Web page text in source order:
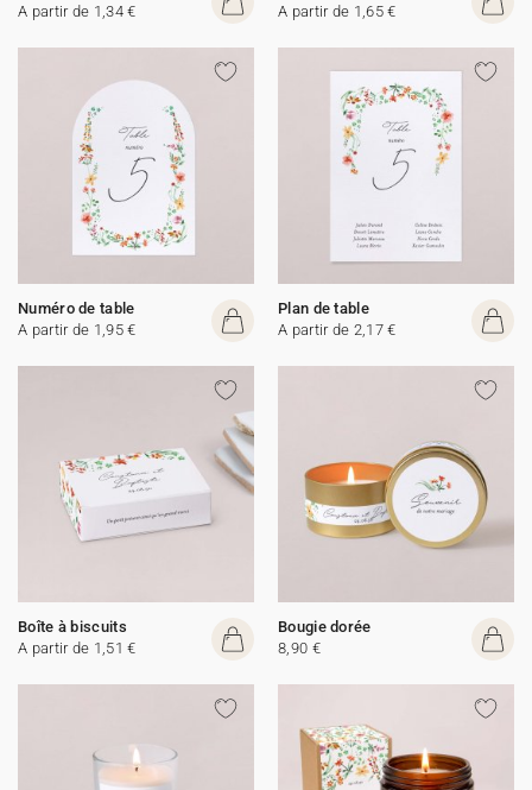
A partir de 1,34 €
A partir de 1,65 €
Numéro de table
A partir de 1,95 €
Plan de table
A partir de 2,17 €
Boîte à biscuits
A partir de 1,51 €
Bougie dorée
8,90 €